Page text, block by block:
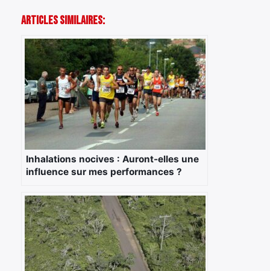
Articles Similaires:
Inhalations nocives : Auront-elles une
influence sur mes performances ?